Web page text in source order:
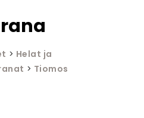
> Helat ja
> Tiomos